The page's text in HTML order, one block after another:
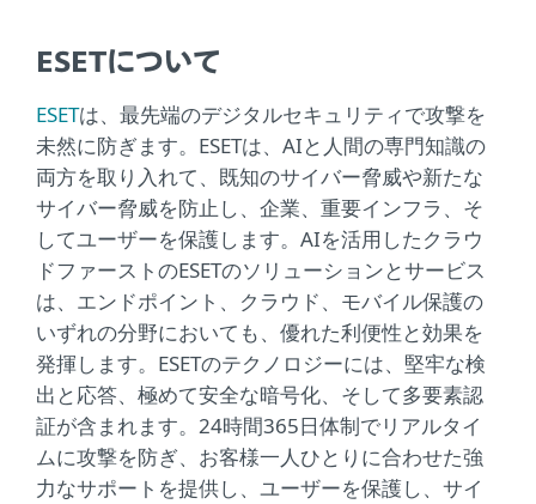
ESETについて
ESETは、最先端のデジタルセキュリティで攻撃を
未然に防ぎます。ESETは、AIと人間の専門知識の
両方を取り入れて、既知のサイバー脅威や新たな
サイバー脅威を防止し、企業、重要インフラ、そ
してユーザーを保護します。AIを活用したクラウ
ドファーストのESETのソリューションとサービス
は、エンドポイント、クラウド、モバイル保護の
いずれの分野においても、優れた利便性と効果を
発揮します。ESETのテクノロジーには、堅牢な検
出と応答、極めて安全な暗号化、そして多要素認
証が含まれます。24時間365日体制でリアルタイ
ムに攻撃を防ぎ、お客様一人ひとりに合わせた強
力なサポートを提供し、ユーザーを保護し、サイ